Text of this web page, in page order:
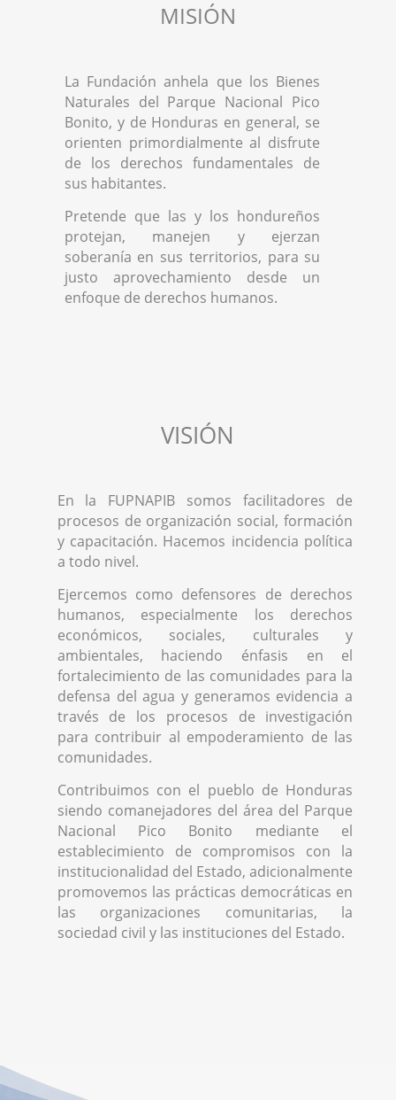
MISIÓN
La Fundación anhela que los Bienes
Naturales del Parque Nacional Pico
Bonito, y de Honduras en general, se
orienten primordialmente al disfrute
de los derechos fundamentales de
sus habitantes.
Pretende que las y los hondureños
protejan, manejen y ejerzan
soberanía en sus territorios, para su
justo aprovechamiento desde un
enfoque de derechos humanos.
VISIÓN
En la FUPNAPIB somos facilitadores de
procesos de organización social, formación
y capacitación. Hacemos incidencia política
a todo nivel.
Ejercemos como defensores de derechos
humanos, especialmente los derechos
económicos, sociales, culturales y
ambientales, haciendo énfasis en el
fortalecimiento de las comunidades para la
defensa del agua y generamos evidencia a
través de los procesos de investigación
para contribuir al empoderamiento de las
comunidades.
Contribuimos con el pueblo de Honduras
siendo comanejadores del área del Parque
Nacional Pico Bonito mediante el
establecimiento de compromisos con la
institucionalidad del Estado, adicionalmente
promovemos las prácticas democráticas en
las organizaciones comunitarias, la
sociedad civil y las instituciones del Estado.